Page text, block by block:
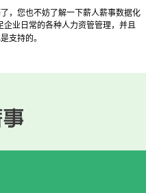
，您也不妨了解一下薪人薪事数据化
业日常的各种人力资管管理，并且
支持的。